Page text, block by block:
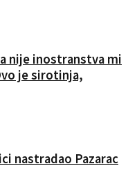
nije inostranstva mi
je sirotinja,
nastradao Pazarac